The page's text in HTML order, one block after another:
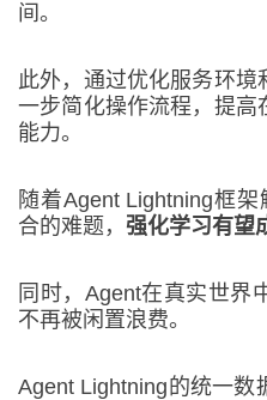
间。
此外，通过优化服务环境
一步简化操作流程，提高
能力。
随着Agent Lightning框
合的难题， 强化学习有望
同时，Agent在真实世界
不再被闲置浪费。
Agent Lightning的统一数